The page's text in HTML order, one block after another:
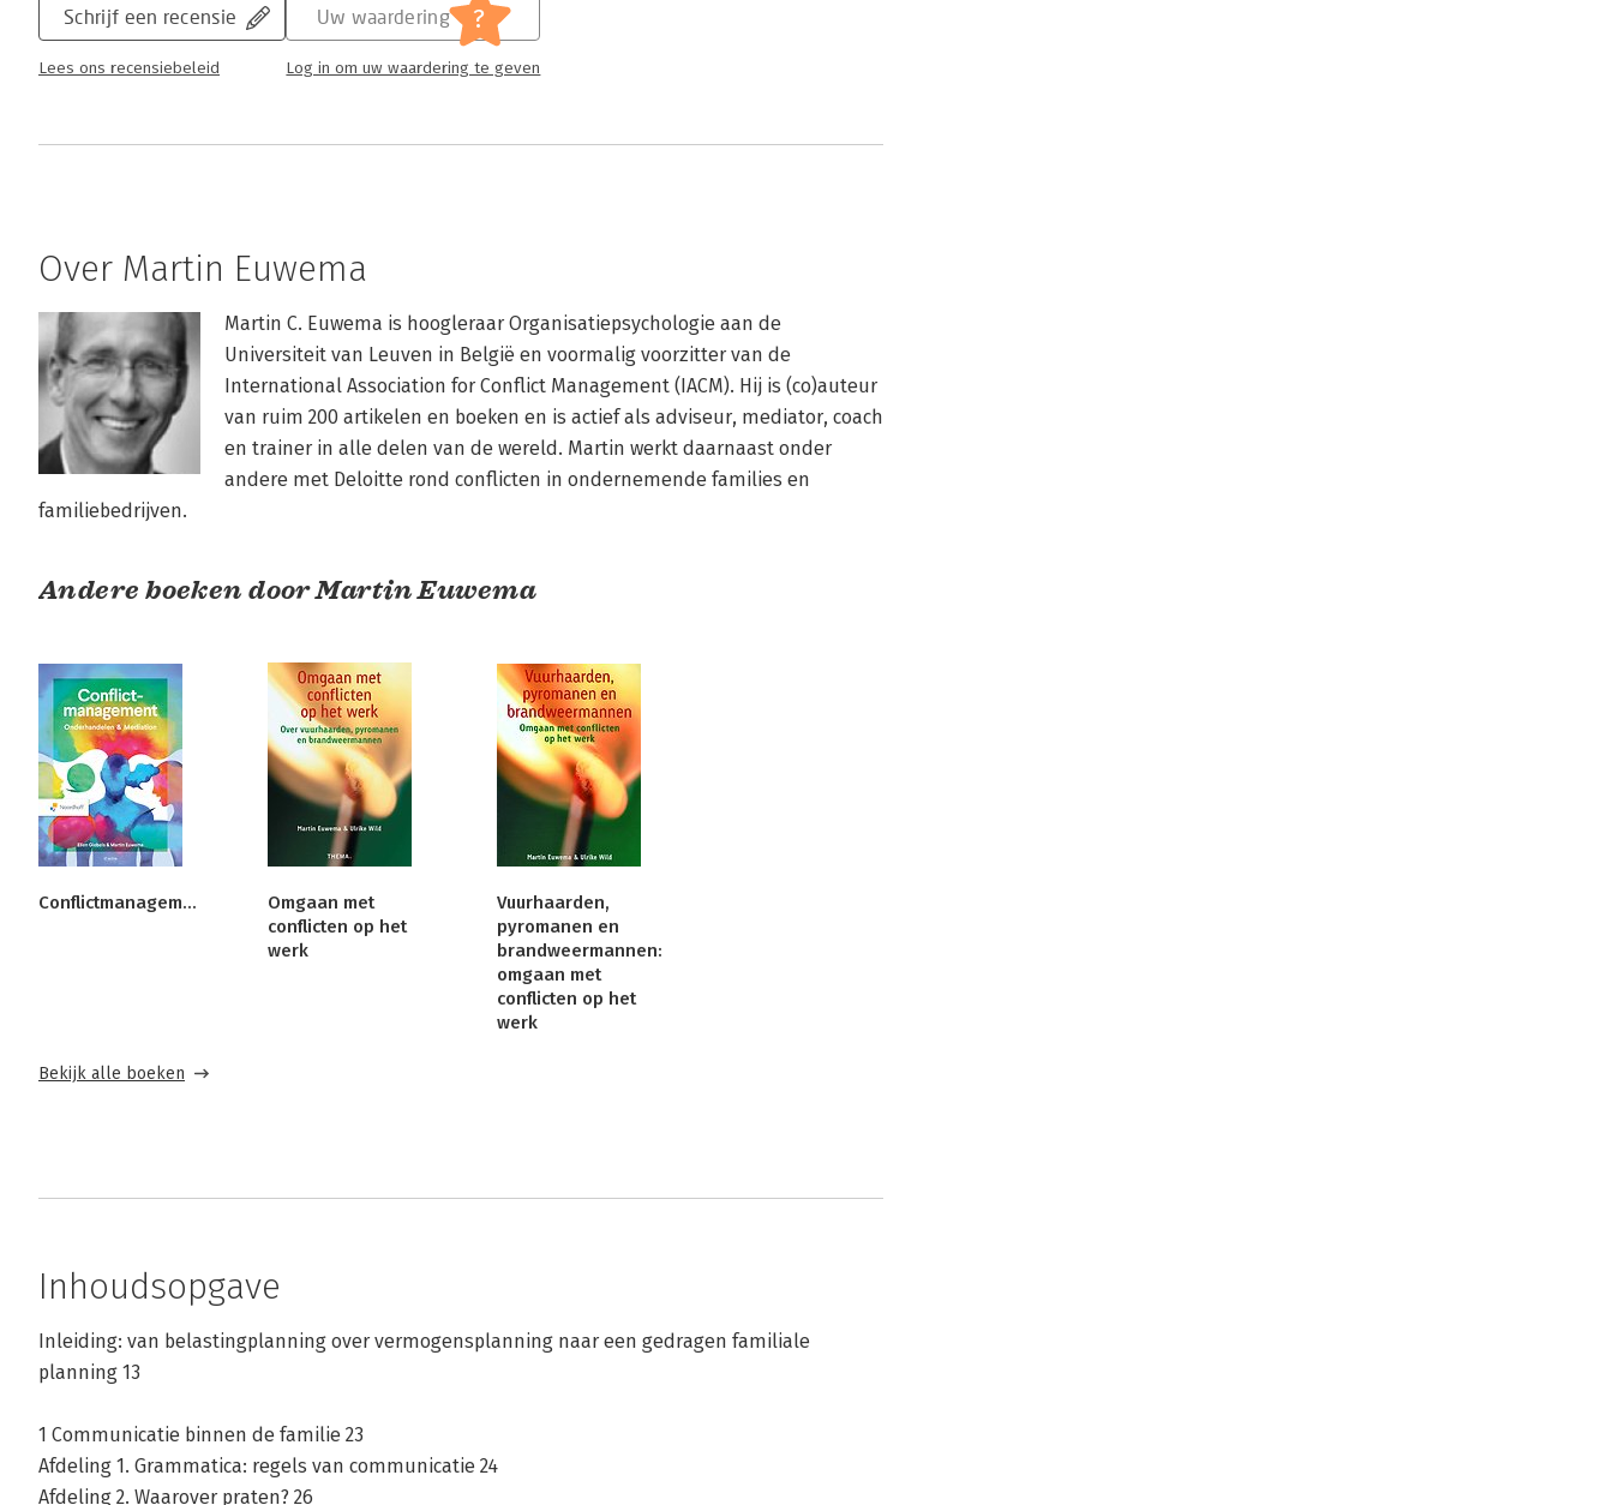
Schrijf een recensie
Lees ons recensiebeleid
Uw waardering ?
Log in om uw waardering te geven
Over Martin Euwema
Martin C. Euwema is hoogleraar Organisatiepsychologie aan de
Universiteit van Leuven in België en voormalig voorzitter van de
International Association for Conflict Management (IACM). Hij is (co)auteur
van ruim 200 artikelen en boeken en is actief als adviseur, mediator, coach
en trainer in alle delen van de wereld. Martin werkt daarnaast onder
andere met Deloitte rond conflicten in ondernemende families en
familiebedrijven.
Andere boeken door Martin Euwema
Conflictmanagement
Omgaan met
conflicten op het
werk
Vuurhaarden,
pyromanen en
brandweermannen:
omgaan met
conflicten op het
werk
Bekijk alle boeken
Inhoudsopgave
Inleiding: van belastingplanning over vermogensplanning naar een gedragen familiale
planning 13
1 Communicatie binnen de familie 23
Afdeling 1. Grammatica: regels van communicatie 24
Afdeling 2. Waarover praten? 26